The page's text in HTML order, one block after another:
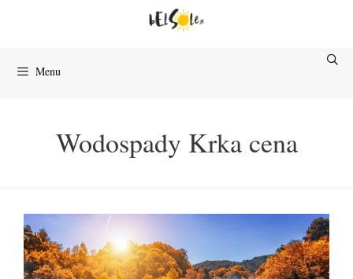
Menu
Wodospady Krka cena